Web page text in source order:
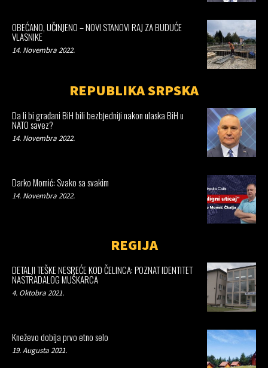
OBEĆANO, UČINJENO – NOVI STANOVI RAJ ZA BUDUĆE
VLASNIKE
14. Novembra 2022.
REPUBLIKA SRPSKA
Da li bi građani BiH bili bezbjedniji nakon ulaska BiH u
NATO savez?
14. Novembra 2022.
Darko Momić: Svako sa svakim
14. Novembra 2022.
REGIJA
DETALJI TEŠKE NESREĆE KOD ČELINCA: POZNAT IDENTITET
NASTRADALOG MUŠKARCA
4. Oktobra 2021.
Kneževo dobija prvo etno selo
19. Augusta 2021.